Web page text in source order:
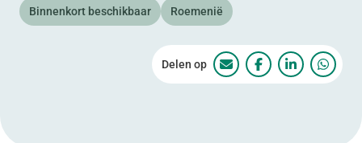
Binnenkort beschikbaar Roemenië
Delen op WDP Park București –
WDP ParkWDP Park
WDP